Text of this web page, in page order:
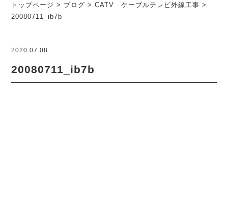
トップページ > ブログ >CATV ケーブルテレビ外線工事 >
20080711_ib7b
2020.07.08
20080711_ib7b